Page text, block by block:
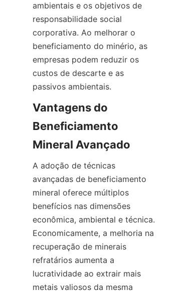
ambientais e os objetivos de
responsabilidade social
corporativa. Ao melhorar o
beneficiamento do minério, as
empresas podem reduzir os
custos de descarte e as
Vantagens do
Beneficiamento
A adoção de técnicas
avançadas de beneficiamento
mineral oferece múltiplos
benefícios nas dimensões
econômica, ambiental e técnica.
Economicamente, a melhoria na
recuperação de minerais
refratários aumenta a
lucratividade ao extrair mais
metais valiosos da mesma